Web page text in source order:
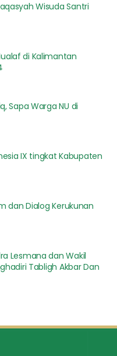
Wisuda Santri
di Kalimantan
Sapa Warga NU di
IX tingkat Kabupaten
dan Dialog Kerukunan
Lesmana dan Wakil
Tabligh Akbar Dan